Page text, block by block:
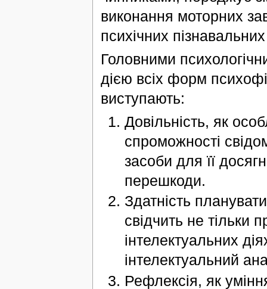
виконання моторних
психічних
Головними
дією всіх форм
виступають:
Довільність, як
спроможності
засоби для її
перешкоди.
Здатність
свідчить не тільки
інтелектуальних
інтелектуальний
Рефлексія, як